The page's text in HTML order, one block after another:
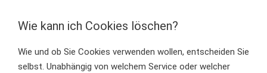
Wie kann ich Cookies löschen?
Wie und ob Sie Cookies verwenden wollen, entscheiden Sie
selbst. Unabhängig von welchem Service oder welcher